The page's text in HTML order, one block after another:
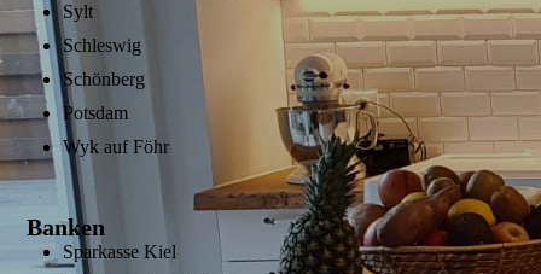
Sylt
Schleswig
Schönberg
Potsdam
Wyk auf Föhr
Banken
Sparkasse Kiel